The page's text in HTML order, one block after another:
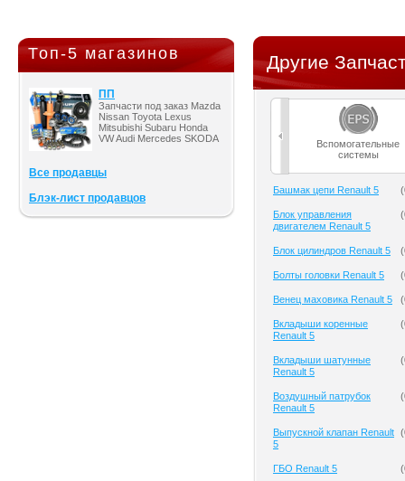
Топ-5 магазинов
ПП
Запчасти под заказ Mazda
Nissan Toyota Lexus
Mitsubishi Subaru Honda
VW Audi Mercedes SKODA
Все продавцы
Блэк-лист продавцов
Другие
Вспомогательные
системы
Башмак цепи Renault 5 (
Блок управления
двигателем Renault 5
(
Блок цилиндров Renault 5 (
Болты головки Renault 5 (
Венец маховика Renault 5 (
Вкладыши коренные
Renault 5
(
Вкладыши шатунные
Renault 5
(
Воздушный патрубок
Renault 5
(
Выпускной клапан Renault
5
(
ГБО Renault 5 (